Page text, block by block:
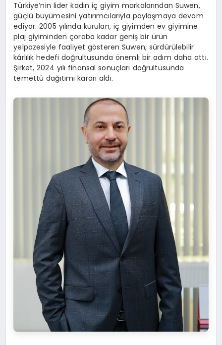
Türkiye’nin lider kadın iç giyim markalarından Suwen,
güçlü büyümesini yatırımcılarıyla paylaşmaya devam
ediyor. 2005 yılında kurulan, iç giyimden ev giyimine
plaj giyiminden çoraba kadar geniş bir ürün
yelpazesiyle faaliyet gösteren Suwen, sürdürülebilir
kârlılık hedefi doğrultusunda önemli bir adım daha attı.
Şirket, 2024 yılı finansal sonuçları doğrultusunda
temettü dağıtımı kararı aldı.